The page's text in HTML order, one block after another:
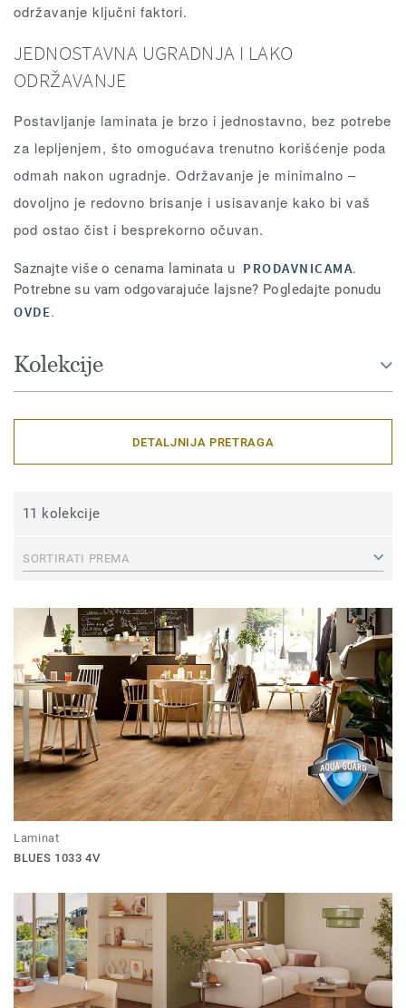
održavanje ključni faktori.
JEDNOSTAVNA UGRADNJA I LAKO
ODRŽAVANJE
Postavljanje laminata je brzo i jednostavno, bez potrebe
za lepljenjem, što omogućava trenutno korišćenje poda
odmah nakon ugradnje. Održavanje je minimalno –
dovoljno je redovno brisanje i usisavanje kako bi vaš
pod ostao čist i besprekorno očuvan.
Saznajte više o cenama laminata u PRODAVNICAMA.
Potrebne su vam odgovarajuće lajsne? Pogledajte ponudu
OVDE.
Kolekcije
DETALJNIJA PRETRAGA
11 kolekcije
SORTIRATI PREMA
Laminat
BLUES 1033 4V